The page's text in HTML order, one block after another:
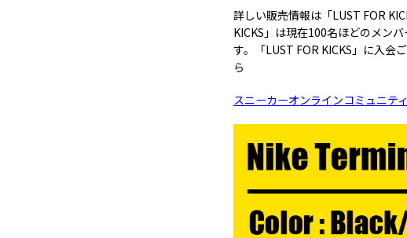
詳しい販売情報は「LUST FOR
KICKS」は現在100名ほどのメン
す。「LUST FOR KICKS」に入会
ら
スニーカーオンラインコミュニテ